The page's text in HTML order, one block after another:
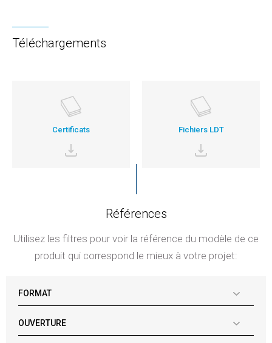
Téléchargements
Certificats Fichiers LDT
Références
Utilisez les filtres pour voir la référence du modèle de ce
produit qui correspond le mieux à votre projet:
FORMAT
OUVERTURE